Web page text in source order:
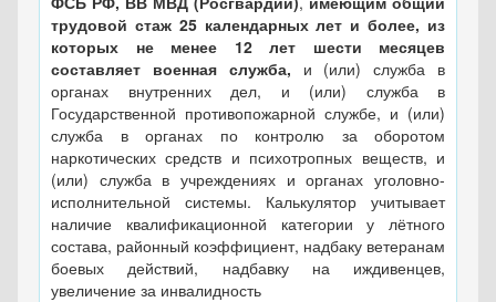
трудовой стаж 25 календарных лет и более, из
которых не менее 12 лет шести месяцев
составляет военная служба, и (или) служба в
органах внутренних дел, и (или) служба в
Государственной противопожарной службе, и (или)
служба в органах по контролю за оборотом
наркотических средств и психотропных веществ, и
(или) служба в учреждениях и органах уголовно-
исполнительной системы. Калькулятор учитывает
наличие квалификационной категории у лётного
состава, районный коэффициент, надбаку ветеранам
боевых действий, надбавку на иждивенцев,
увеличение за инвалидность